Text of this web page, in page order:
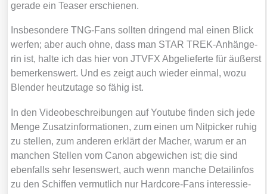
gera­de ein Teaser erschie­nen.
Ins­be­son­de­re TNG-Fans soll­ten drin­gend mal einen Blick
wer­fen; aber auch ohne, dass man STAR TREK-Anhän­ge­
rin ist, hal­te ich das hier von JTVFX Abge­lie­fer­te für äußerst
bemer­kens­wert. Und es zeigt auch wie­der ein­mal, wozu
Blen­der heut­zu­ta­ge so fähig ist.
In den Video­be­schrei­bun­gen auf You­tube fin­den sich jede
Men­ge Zusatz­in­for­ma­tio­nen, zum einen um Nit­pi­cker ruhig
zu stel­len, zum ande­ren erklärt der Macher, war­um er an
man­chen Stel­len vom Canon abge­wi­chen ist; die sind
eben­falls sehr lesens­wert, auch wenn man­che Detail­in­fos
zu den Schif­fen ver­mut­lich nur Hard­core-Fans inter­es­sie­